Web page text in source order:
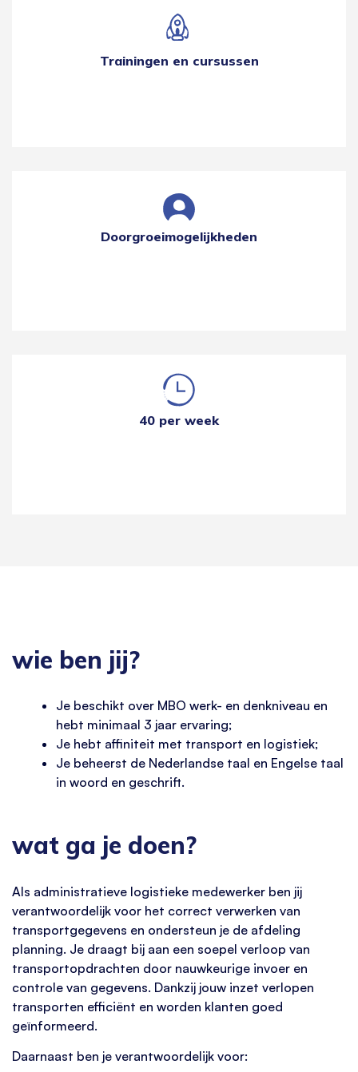
Trainingen en cursussen
Doorgroeimogelijkheden
40 per week
wie ben jij?
Je beschikt over MBO werk- en denkniveau en
hebt minimaal 3 jaar ervaring;
Je hebt affiniteit met transport en logistiek;
Je beheerst de Nederlandse taal en Engelse taal
in woord en geschrift.
wat ga je doen?
Als administratieve logistieke medewerker ben jij
verantwoordelijk voor het correct verwerken van
transportgegevens en ondersteun je de afdeling
planning. Je draagt bij aan een soepel verloop van
transportopdrachten door nauwkeurige invoer en
controle van gegevens. Dankzij jouw inzet verlopen
transporten efficiënt en worden klanten goed
geïnformeerd.
Daarnaast ben je verantwoordelijk voor: